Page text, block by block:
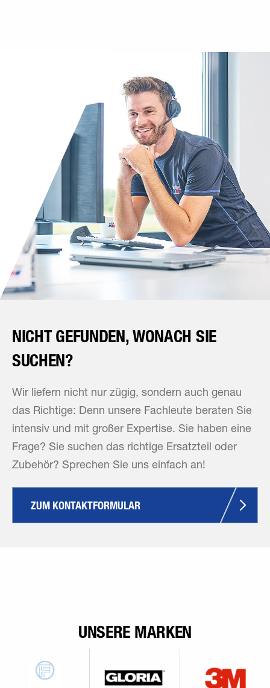
NICHT GEFUNDEN, WONACH SIE
SUCHEN?
Wir liefern nicht nur zügig, sondern auch genau
das Richtige: Denn unsere Fachleute beraten Sie
intensiv und mit großer Expertise. Sie haben eine
Frage? Sie suchen das richtige Ersatzteil oder
Zubehör? Sprechen Sie uns einfach an!
ZUM KONTAKTFORMULAR
UNSERE MARKEN